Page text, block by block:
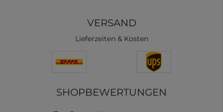
VERSAND
Lieferzeiten & Kosten
SHOPBEWERTUNGEN